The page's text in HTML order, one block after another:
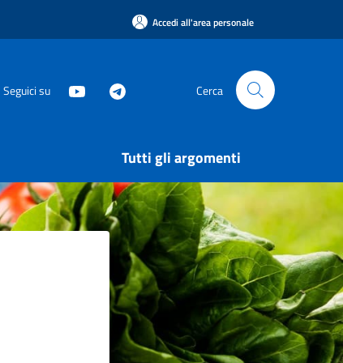
Accedi all'area personale
Seguici su Cerca
Tutti gli argomenti